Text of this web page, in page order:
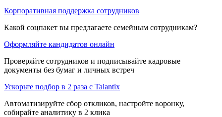
Корпоративная поддержка сотрудников
Какой соцпакет вы предлагаете семейным сотрудникам?
Оформляйте кандидатов онлайн
Проверяйте сотрудников и подписывайте кадровые
документы без бумаг и личных встреч
Ускорьте подбор в 2 раза с Talantix
Автоматизируйте сбор откликов, настройте воронку,
собирайте аналитику в 2 клика